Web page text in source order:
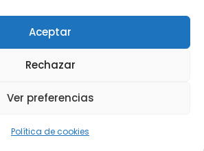
Aceptar
Rechazar
Ver preferencias
Política de cookies
Cookies
SD · 2026 |InFouz